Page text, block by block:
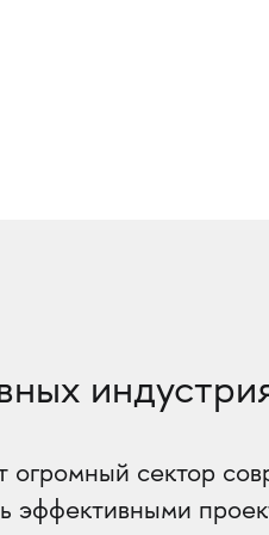
огромный сектор
эффективными